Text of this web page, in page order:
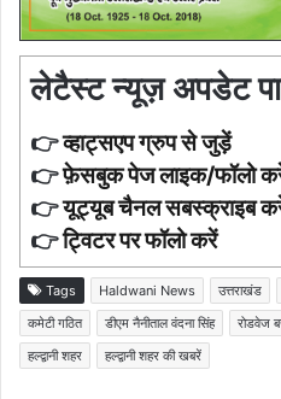
लेटैस्ट न्यूज़ अपडेट
👉व्हाट्सएप ग्रुप से जुड़ें
👉फ़ेसबुक पेज लाइक/फॉलो
👉यूट्यूब चैनल सबस्क्राइब
👉ट्विटर पर फॉलो करें
Tags Haldwani News उत्तराखंड
कमेटी गठित
डीएम नैनीताल वंदना सिंह रोडवेज
हल्द्वानी शहर
हल्द्वानी शहर की खबरें